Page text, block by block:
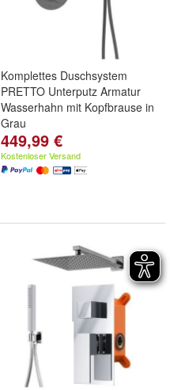
Komplettes Duschsystem
PRETTO Unterputz Armatur
Wasserhahn mit Kopfbrause in
Grau
449,99 €
Kostenloser Versand